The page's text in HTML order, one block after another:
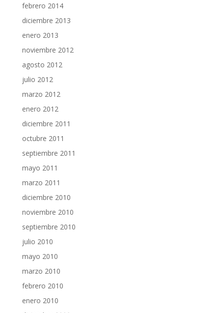
febrero 2014
diciembre 2013
enero 2013
noviembre 2012
agosto 2012
julio 2012
marzo 2012
enero 2012
diciembre 2011
octubre 2011
septiembre 2011
mayo 2011
marzo 2011
diciembre 2010
noviembre 2010
septiembre 2010
julio 2010
mayo 2010
marzo 2010
febrero 2010
enero 2010